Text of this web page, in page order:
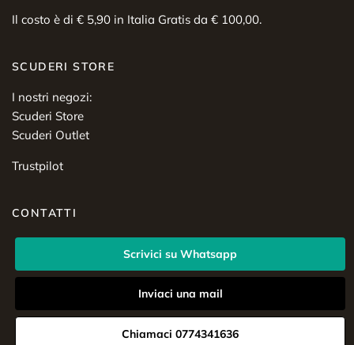
Il costo è di € 5,90 in Italia Gratis da € 100,00.
SCUDERI STORE
I nostri negozi:
Scuderi Store
Scuderi Outlet
Trustpilot
CONTATTI
Scrivici su Whatsapp
Inviaci una mail
Chiamaci 0774341636